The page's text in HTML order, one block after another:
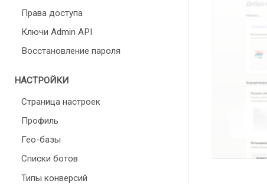
Права доступа
Ключи Admin API
Восстановление пароля
НАСТРОЙКИ
Страница настроек
Профиль
Гео-базы
Списки ботов
Типы конверсий